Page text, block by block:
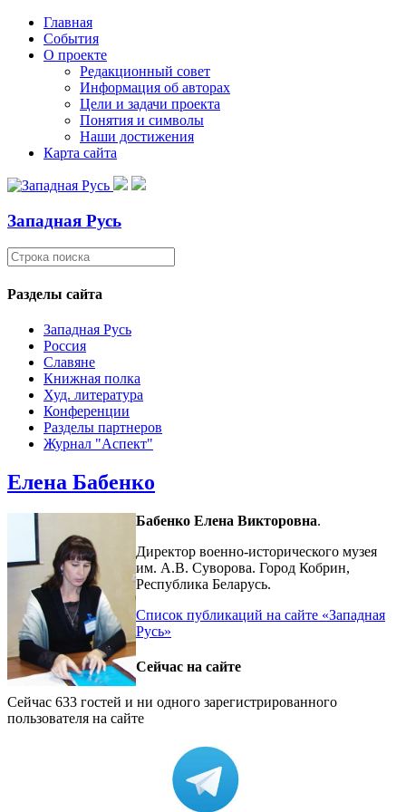
Главная
События
О проекте
Редакционный совет
Информация об авторах
Цели и задачи проекта
Понятия и символы
Наши достижения
Карта сайта
Западная Русь
Разделы сайта
Западная Русь
Россия
Славяне
Книжная полка
Худ. литература
Конференции
Разделы партнеров
Журнал "Аспект"
Елена Бабенко
Бабенко Елена Викторовна.
Директор военно-исторического музея
им. А.В. Суворова. Город Кобрин,
Республика Беларусь.
Список публикаций на сайте «Западная
Русь»
Сейчас на сайте
Сейчас 633 гостей и ни одного зарегистрированного
пользователя на сайте